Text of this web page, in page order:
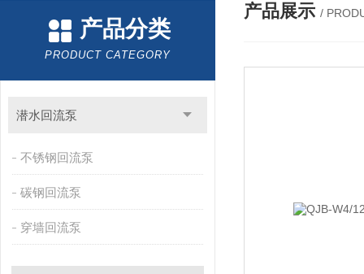
产品分类
PRODUCT CATEGORY
潜水回流泵
不锈钢回流泵
碳钢回流泵
穿墙回流泵
产品展示 /